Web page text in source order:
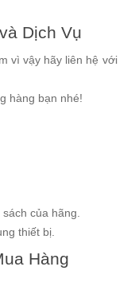
Dịch Vụ
vì vậy hãy liên hệ với
hàng bạn nhé!
của hãng.
thiết bị.
Hàng